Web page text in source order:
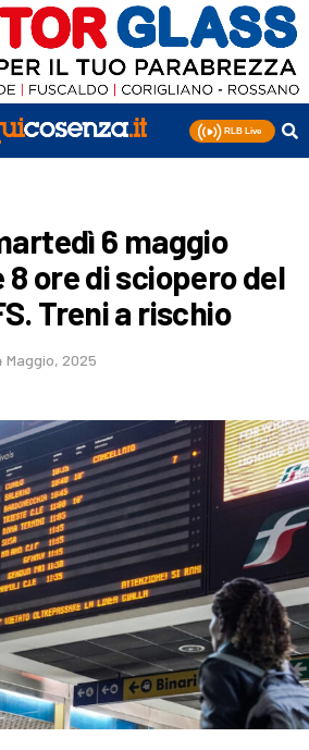
6 maggio
ore di sciopero del
Treni a rischio
Maggio, 2025